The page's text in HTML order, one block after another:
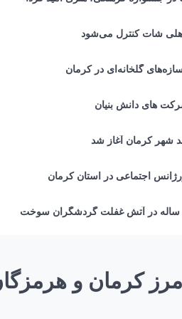
هلی شات کنترل می‌شود
گلخانه‌ای در کرمان
های دانش بنیان
شهر کرمان آغاز شد
ساله در آتش غفلت گردشگران سوخت
مرز کرمان و